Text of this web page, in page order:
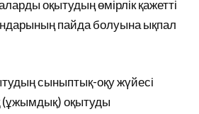
оқытудың өмірлік қажетті
пайда болуына ықпал
сыныптық-оқу жүйесі
(ұжымдық) оқытуды